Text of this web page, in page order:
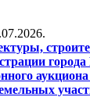
города